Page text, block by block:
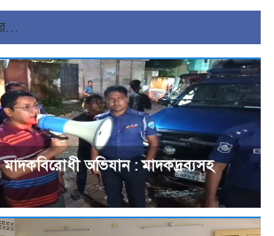
মাদকবিরোধী অভিযান : মাদকদ্রব্যসহ